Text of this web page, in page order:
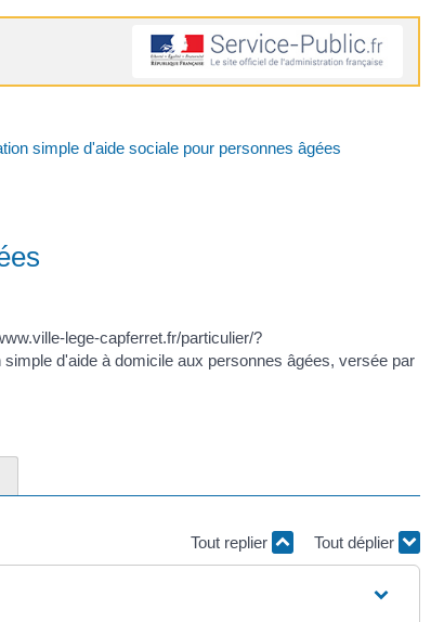
simple d'aide sociale pour personnes âgées
lege-capferret.fr/particulier/?
d'aide à domicile aux personnes âgées, versée par
Tout replier Tout déplier